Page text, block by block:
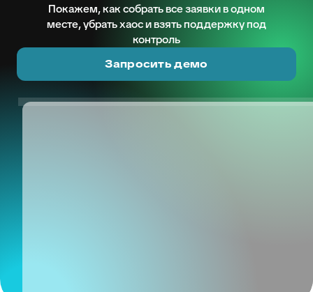
Покажем, как собрать все заявки в одном
месте, убрать хаос и взять поддержку под
контроль
Запросить демо